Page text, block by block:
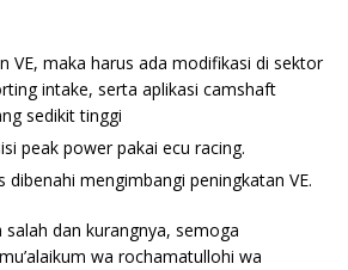
VE, maka harus ada modifikasi di sektor
intake, serta aplikasi camshaft
sedikit tinggi
peak power pakai ecu racing.
dibenahi mengimbangi peningkatan VE.
dan kurangnya, semoga
wa rochamatullohi wa